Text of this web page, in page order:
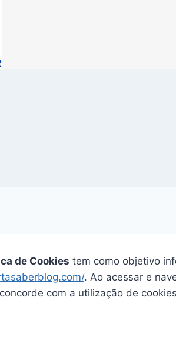
de Cookies tem como objetivo
. Ao acessar e
com a utilização de